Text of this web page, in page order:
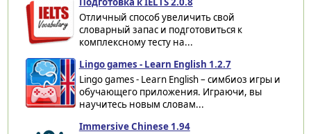
Отличный способ увеличить свой
словарный запас и подготовиться к
комплексному тесту на...
Lingo games - Learn English 1.2.7
Lingo games - Learn English – симбиоз игры и
обучающего приложения. Играючи, вы
научитесь новым словам...
Immersive Chinese 1.94